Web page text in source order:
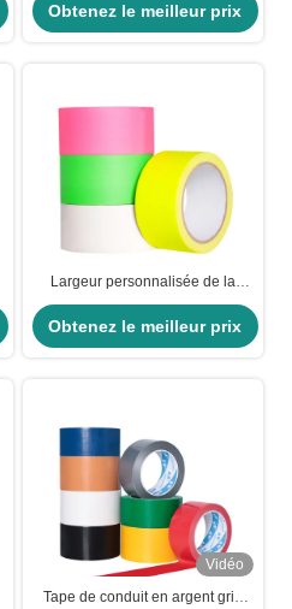
20m longueur 270um épaisseur
Obtenez le meilleur prix
Largeur personnalisée de la
scène de plancher 320U du tissu
fluorescent du ruban adhésif pour
l'étanchéité
Obtenez le meilleur prix
Vidéo
Tape de conduit en argent gris